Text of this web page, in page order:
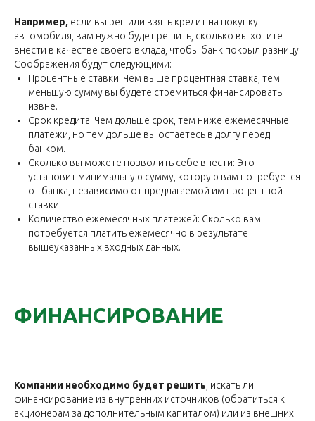
Например, если вы решили взять кредит на покупку
автомобиля, вам нужно будет решить, сколько вы хотите
внести в качестве своего вклада, чтобы банк покрыл разницу.
Соображения будут следующими:
Процентные ставки: Чем выше процентная ставка, тем
меньшую сумму вы будете стремиться финансировать
извне.
Срок кредита: Чем дольше срок, тем ниже ежемесячные
платежи, но тем дольше вы остаетесь в долгу перед
банком.
Сколько вы можете позволить себе внести: Это
установит минимальную сумму, которую вам потребуется
от банка, независимо от предлагаемой им процентной
ставки.
Количество ежемесячных платежей: Сколько вам
потребуется платить ежемесячно в результате
вышеуказанных входных данных.
ФИНАНСИРОВАНИЕ
Компании необходимо будет решить , искать ли
финансирование из внутренних источников (обратиться к
акционерам за дополнительным капиталом) или из внешних